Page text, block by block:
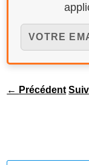
← Précédent